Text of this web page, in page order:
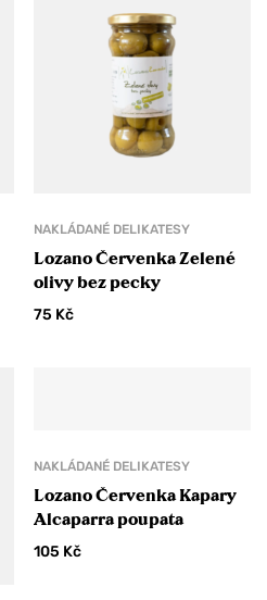
NAKLÁDANÉ DELIKATESY
Lozano Červenka Zelené
olivy bez pecky
75 Kč
NAKLÁDANÉ DELIKATESY
Lozano Červenka Kapary
Alcaparra poupata
105 Kč